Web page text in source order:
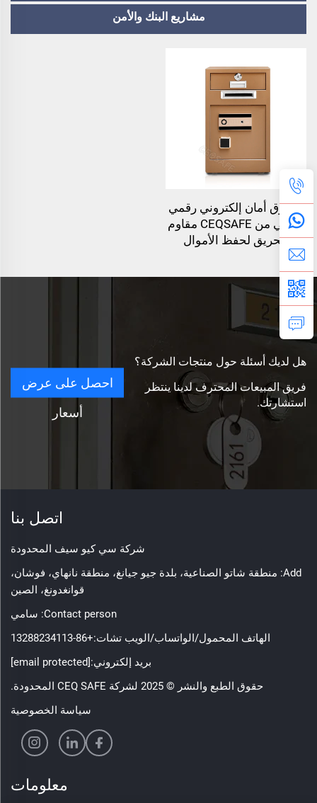
مشاريع البنك والأمن
صندوق أمان إلكتروني رقمي
تلقائي من CEQSAFE مقاوم
للحريق لحفظ الأموال
هل لديك أسئلة حول منتجات الشركة؟
فريق المبيعات المحترف لدينا ينتظر
استشارتك.
احصل على عرض
أسعار
اتصل بنا
شركة سي كيو سيف المحدودة
Add: منطقة شاتو الصناعية، بلدة جيو جيانغ، منطقة نانهاي، فوشان،
قوانغدونغ، الصين
Contact person: سامي
الهاتف المحمول/الواتساب/الويب تشات:+86-13288234113
بريد إلكتروني:[email protected]
حقوق الطبع والنشر © 2025 لشركة CEQ SAFE المحدودة.
سياسة الخصوصية
معلومات